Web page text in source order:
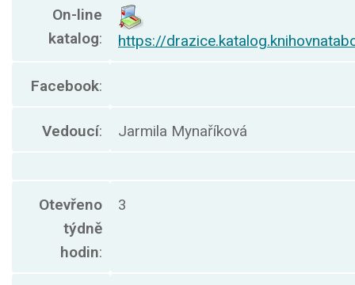
On-line
katalog: https://
Facebook:
Vedoucí: Jarmila Mynaříková
Otevřeno
týdně
hodin:
3